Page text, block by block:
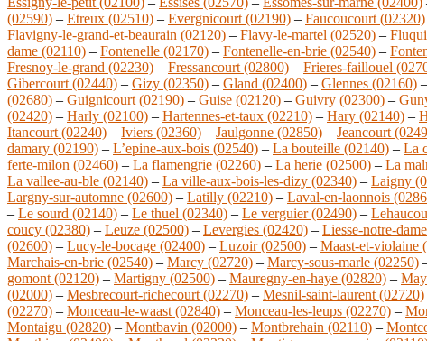
(02590) – Etreux (02510) – Evergnicourt (02190) – Faucoucourt (02320)
Flavigny-le-grand-et-beaurain (02120) – Flavy-le-martel (02520) –
dame (02110) – Fontenelle (02170) – Fontenelle-en-brie (02540) –
Fresnoy-le-grand (02230) – Fressancourt (02800) – Frieres-faillouel
Gibercourt (02440) – Gizy (02350) – Gland (02400) – Glennes (02160) –
(02680) – Guignicourt (02190) – Guise (02120) – Guivry (02300) –
(02420) – Harly (02100) – Hartennes-et-taux (02210) – Hary (02140) –
Itancourt (02240) – Iviers (02360) – Jaulgonne (02850) – Jeancourt
damary (02190) – L’epine-aux-bois (02540) – La bouteille (02140) – La
ferte-milon (02460) – La flamengrie (02260) – La herie (02500) – La
La vallee-au-ble (02140) – La ville-aux-bois-les-dizy (02340) – Laigny
Largny-sur-automne (02600) – Latilly (02210) – Laval-en-laonnois
– Le sourd (02140) – Le thuel (02340) – Le verguier (02490) –
coucy (02380) – Leuze (02500) – Levergies (02420) – Liesse-notre-
(02600) – Lucy-le-bocage (02400) – Luzoir (02500) – Maast-et-violaine
Marchais-en-brie (02540) – Marcy (02720) – Marcy-sous-marle (02250)
gomont (02120) – Martigny (02500) – Mauregny-en-haye (02820) –
(02000) – Mesbrecourt-richecourt (02270) – Mesnil-saint-laurent (02720)
(02270) – Monceau-le-waast (02840) – Monceau-les-leups (02270) –
Montaigu (02820) – Montbavin (02000) – Montbrehain (02110) –